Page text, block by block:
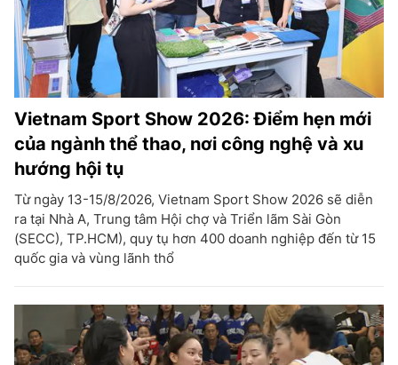
Vietnam Sport Show 2026: Điểm hẹn mới
của ngành thể thao, nơi công nghệ và xu
hướng hội tụ
Từ ngày 13-15/8/2026, Vietnam Sport Show 2026 sẽ diễn
ra tại Nhà A, Trung tâm Hội chợ và Triển lãm Sài Gòn
(SECC), TP.HCM), quy tụ hơn 400 doanh nghiệp đến từ 15
quốc gia và vùng lãnh thổ